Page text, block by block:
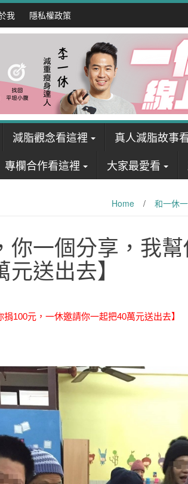
我 隱私權政策
減脂觀念看這裡 真人減脂故事
專欄合作看這裡 大家最愛看
Home / 和一休
你一個分享，我
送出去】
100元，一休邀請你一起把40萬元送出去】